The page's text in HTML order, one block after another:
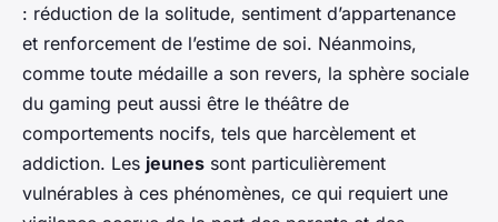
: réduction de la solitude, sentiment d’appartenance
et renforcement de l’estime de soi. Néanmoins,
comme toute médaille a son revers, la sphère sociale
du gaming peut aussi être le théâtre de
comportements nocifs, tels que harcèlement et
addiction. Les jeunes sont particulièrement
vulnérables à ces phénomènes, ce qui requiert une